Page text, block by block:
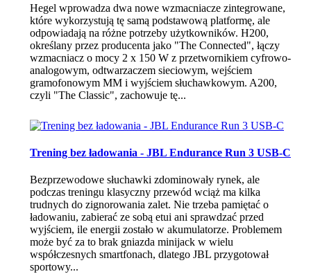
Hegel wprowadza dwa nowe wzmacniacze zintegrowane,
które wykorzystują tę samą podstawową platformę, ale
odpowiadają na różne potrzeby użytkowników. H200,
określany przez producenta jako "The Connected", łączy
wzmacniacz o mocy 2 x 150 W z przetwornikiem cyfrowo-
analogowym, odtwarzaczem sieciowym, wejściem
gramofonowym MM i wyjściem słuchawkowym. A200,
czyli "The Classic", zachowuje tę...
Trening bez ładowania - JBL Endurance Run 3 USB-C
Bezprzewodowe słuchawki zdominowały rynek, ale
podczas treningu klasyczny przewód wciąż ma kilka
trudnych do zignorowania zalet. Nie trzeba pamiętać o
ładowaniu, zabierać ze sobą etui ani sprawdzać przed
wyjściem, ile energii zostało w akumulatorze. Problemem
może być za to brak gniazda minijack w wielu
współczesnych smartfonach, dlatego JBL przygotował
sportowy...